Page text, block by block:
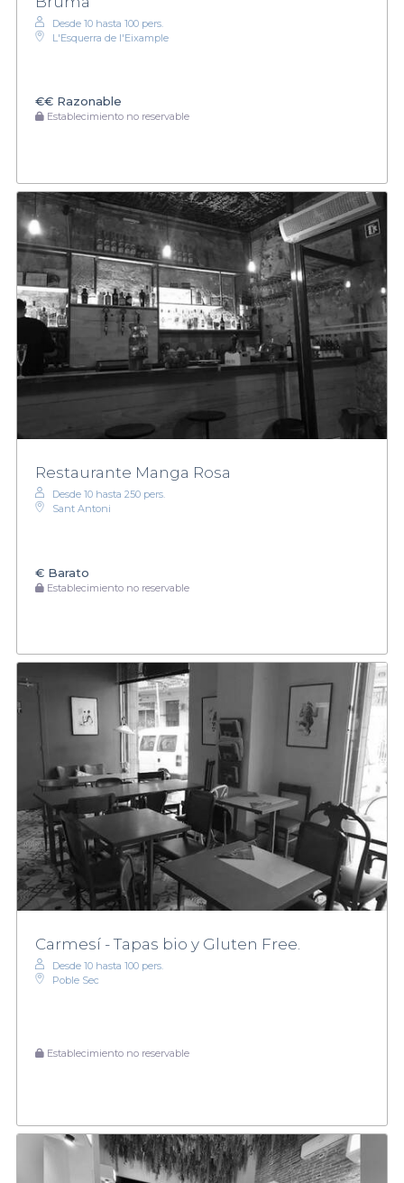
Desde 10 hasta 100 pers.
L'Esquerra de l'Eixample
€€ Razonable
Establecimiento no reservable
Restaurante Manga Rosa
Desde 10 hasta 250 pers.
Sant Antoni
€ Barato
Establecimiento no reservable
Carmesí - Tapas bio y Gluten Free.
Desde 10 hasta 100 pers.
Poble Sec
Establecimiento no reservable